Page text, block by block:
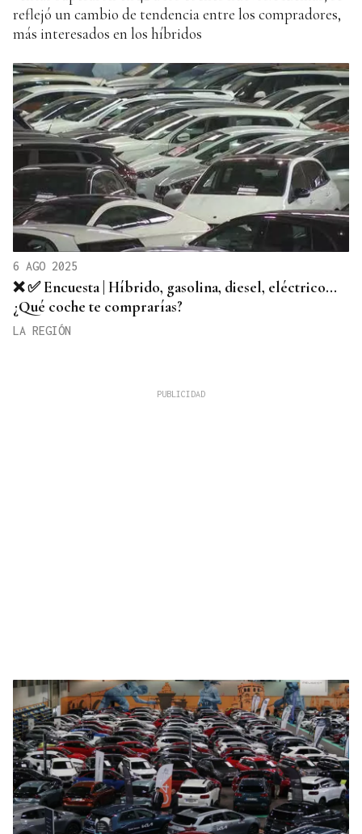
reflejó un cambio de tendencia entre los compradores,
más interesados en los híbridos
6 AGO 2025
❌ ✅ Encuesta | Híbrido, gasolina, diesel, eléctrico...
¿Qué coche te comprarías?
LA REGIÓN